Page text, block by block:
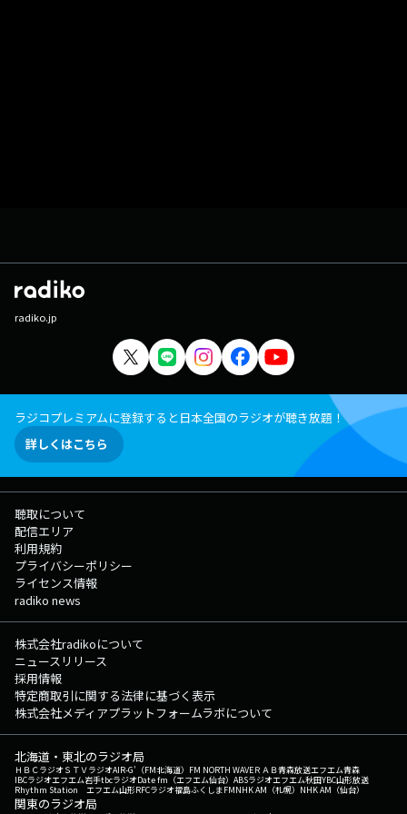
radiko.jp
ラジコプレミアムに登録すると日本全国のラジオが聴き放題！
詳しくはこちら
聴取について
配信エリア
利用規約
プライバシーポリシー
ライセンス情報
radiko news
株式会社radikoについて
ニュースリリース
採用情報
特定商取引に関する法律に基づく表示
株式会社メディアプラットフォームラボについて
北海道・東北のラジオ局
ＨＢＣラジオＳＴＶラジオAIR-G'（FM北海道） FM NORTH WAVEＲＡＢ青森放送エフエム青森
IBCラジオエフエム岩手tbcラジオDate fm（エフエム仙台） ABSラジオエフエム秋田YBC山形放送
Rhythm Station エフエム山形RFCラジオ福島ふくしまFMNHK AM（札幌） NHK AM（仙台）
関東のラジオ局